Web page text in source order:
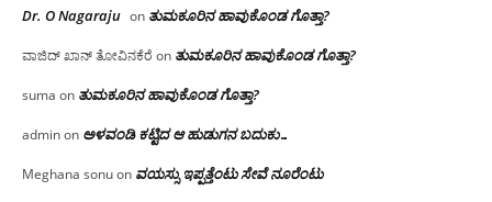
Dr. O Nagaraju on ತುಮಕೂರಿನ ಹಾವುಕೊಂಡ ಗೊತ್ತಾ?
ವಾಜಿದ್ ಖಾನ್ ತೋವಿನಕೆರೆ on ತುಮಕೂರಿನ ಹಾವುಕೊಂಡ ಗೊತ್ತಾ?
suma on ತುಮಕೂರಿನ ಹಾವುಕೊಂಡ ಗೊತ್ತಾ?
adminon ಅಳವಂಡಿ ಕಟ್ಟಿದ ಆ ಹುಡುಗನ ಬದುಕು…
Meghana sonuon ವಯಸ್ಸು ಇಪ್ಪತ್ತೆಂಟು ಸೇವೆ ನೂರೆಂಟು